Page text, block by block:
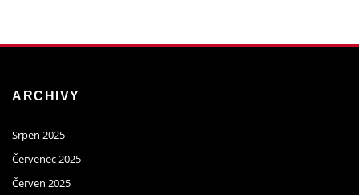
ARCHIVY
Srpen 2025
Červenec 2025
Červen 2025